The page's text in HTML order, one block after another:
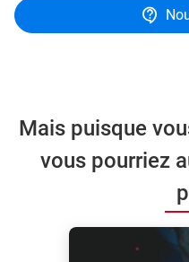
Mais puisque
vous pourriez